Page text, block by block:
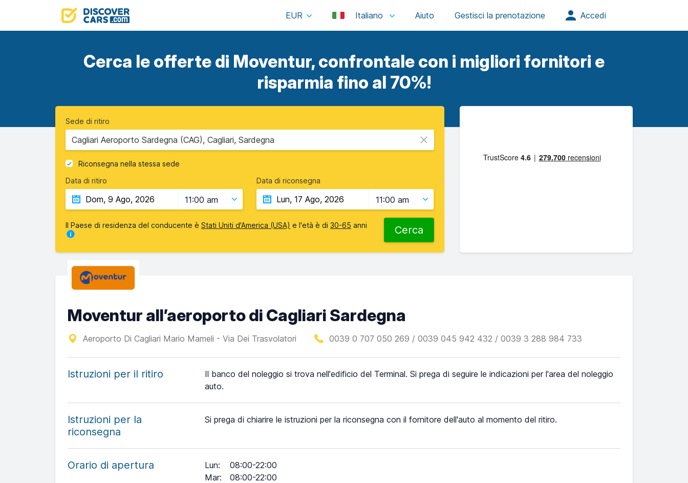
EUR Italiano
Cerca le offerte di Moventur, confrontale con i migliori fornitori e
risparmia fino al 70%!
Sede di ritiro
Cagliari Aeroporto Sardegna (CAG), Cagliari, Sardegna
Riconsegna nella stessa sede
Data di ritiro
11:00 am
Data di riconsegna
11:00 am
Il Paese di residenza del conducente è Stati Uniti d'America (USA) e l'età è di 30-65 anni Cerca
Moventur all’aeroporto di Cagliari Sardegna
Aeroporto Di Cagliari Mario Mameli - Via Dei Trasvolatori 0039 0 707 050 269 / 0039 045 942 432 / 0039 3 288 984 733
Istruzioni per il ritiro
Il banco del noleggio si trova nell'edificio del Terminal. Si prega di seguire le indicazioni per l'area del noleggio
auto.
Istruzioni per la
riconsegna
Si prega di chiarire le istruzioni per la riconsegna con il fornitore dell'auto al momento del ritiro.
Orario di apertura Lun:
08:00-22:00
Mar:
08:00-22:00